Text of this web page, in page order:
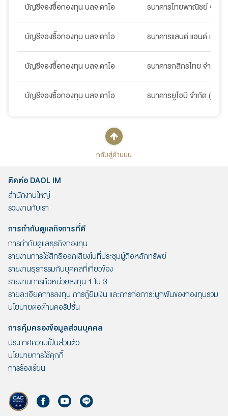
บัญชีจองซื้อกองทุน บลจ.ดาโอ ธนาคารไทยพาณิชย์ จำกั
บัญชีจองซื้อกองทุน บลจ.ดาโอ ธนาคารแลนด์ แอนด์ เฮ้าส์
บัญชีจองซื้อกองทุน บลจ.ดาโอ ธนาคารกสิกรไทย จำกัด (
บัญชีจองซื้อกองทุน บลจ.ดาโอ ธนาคารยูโอบี จำกัด (มหา
กลับสู่ด้านบน
ติดต่อ DAOL IM
สำนักงานใหญ่
ร่วมงานกับเรา
การกำกับดูแลกิจการที่ดี
การกำกับดูแลธุรกิจกองทุน
รายงานการใช้สิทธิออกเสียงในที่ประชุมผู้ถือหลักทรัพย์
รายงานธุรกรรมกับบุคคลที่เกี่ยวข้อง
รายงานการถือหน่วยลงทุน 1 ใน 3
รายละเอียดการลงทุน การกู้ยืมเงิน และการก่อภาระผูกพันของกองทุนรวม
นโยบายต่อต้านคอรัปชั่น
การคุ้มครองข้อมูลส่วนบุคคล
ประกาศความเป็นส่วนตัว
นโยบายการใช้คุกกี้
การร้องเรียน